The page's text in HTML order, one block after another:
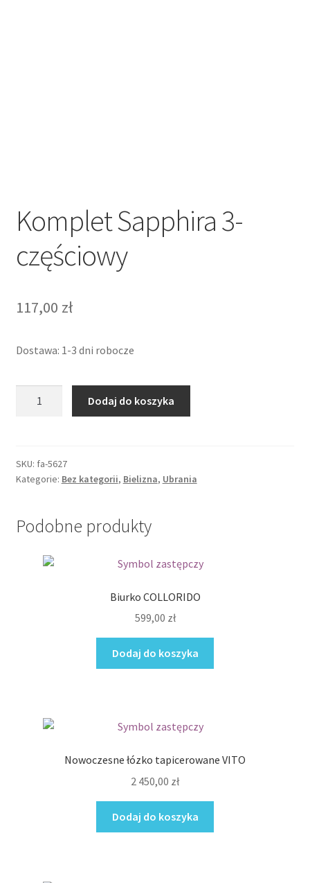
Komplet Sapphira 3-
częściowy
117,00 zł
Dostawa: 1-3 dni robocze
częściowy
Dodaj do koszyka
SKU: fa-5627
Kategorie: Bez kategorii, Bielizna, Ubrania
Podobne produkty
Biurko COLLORIDO
599,00 zł
Dodaj do koszyka
Nowoczesne łózko tapicerowane VITO
2 450,00 zł
Dodaj do koszyka